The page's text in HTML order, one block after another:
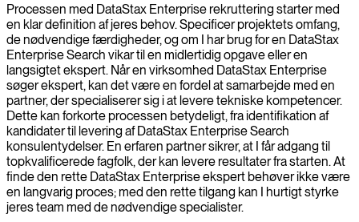
Processen med DataStax Enterprise rekruttering starter med
en klar definition af jeres behov. Specificer projektets omfang,
de nødvendige færdigheder, og om I har brug for en DataStax
Enterprise Search vikar til en midlertidig opgave eller en
langsigtet ekspert. Når en virksomhed DataStax Enterprise
søger ekspert, kan det være en fordel at samarbejde med en
partner, der specialiserer sig i at levere tekniske kompetencer.
Dette kan forkorte processen betydeligt, fra identifikation af
kandidater til levering af DataStax Enterprise Search
konsulentydelser. En erfaren partner sikrer, at I får adgang til
topkvalificerede fagfolk, der kan levere resultater fra starten. At
finde den rette DataStax Enterprise ekspert behøver ikke være
en langvarig proces; med den rette tilgang kan I hurtigt styrke
jeres team med de nødvendige specialister.